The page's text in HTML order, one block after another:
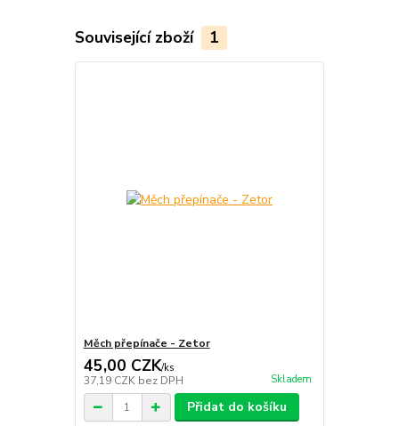
Související zboží 1
Měch přepínače - Zetor
45,00 CZK/ks
37,19 CZK bez DPH Skladem
Přidat do košíku